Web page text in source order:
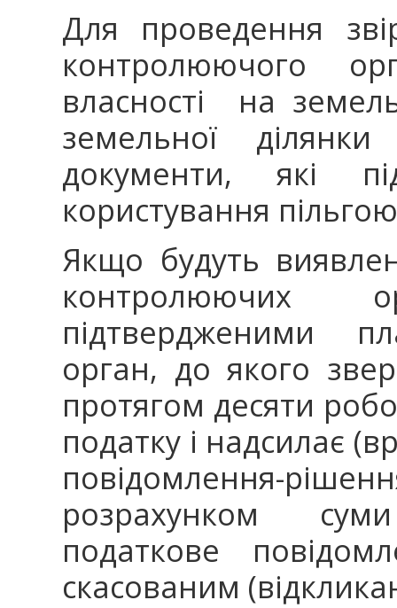
Для проведення
контролюючого
власності на
земельної
документи, які
користування
Якщо будуть
контролюючих
підтвердженими
орган, до якого
протягом десяти
податку і надсилає
повідомлення-
розрахунком
податкове
скасованим